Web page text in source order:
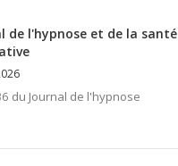
de l'hypnose et de la santé
du Journal de l'hypnose